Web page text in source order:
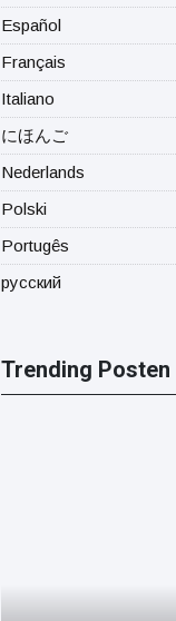
Español
Français
Italiano
にほんご
Nederlands
Polski
Portugês
русский
Trending Posten